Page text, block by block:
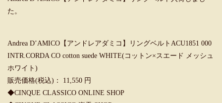
た。
Andrea D’AMICO【アンドレアダミコ】リングベルトACU1851 000
INTR.CORDA CO cotton suede WHITE(コットン×スエード メッシュ
ホワイト)
販売価格(税込)： 11,550 円
◆CINQUE CLASSICO ONLINE SHOP